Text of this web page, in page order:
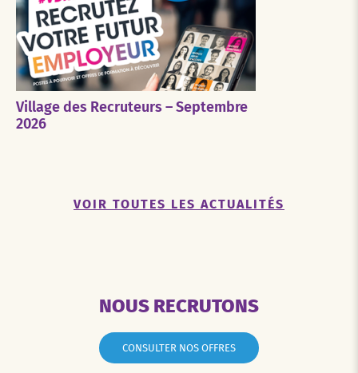
Village des Recruteurs – Septembre
2026
VOIR TOUTES LES ACTUALITÉS
NOUS RECRUTONS
CONSULTER NOS OFFRES